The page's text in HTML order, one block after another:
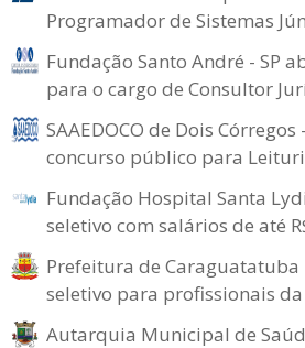
Programador de Sistemas
Fundação Santo André - SP
para o cargo de Consultor
SAAEDOCO de Dois
concurso público para
Fundação Hospital Santa
seletivo com salários de até
Prefeitura de Caraguatatuba
seletivo para profissionais
Autarquia Municipal de